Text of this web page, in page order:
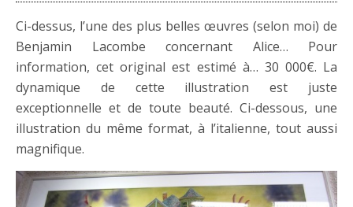
Ci-dessus, l’une des plus belles œuvres (selon moi) de
Benjamin Lacombe concernant Alice… Pour
information, cet original est estimé à… 30 000€. La
dynamique de cette illustration est juste
exceptionnelle et de toute beauté. Ci-dessous, une
illustration du même format, à l’italienne, tout aussi
magnifique.